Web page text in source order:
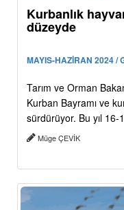
Kurbanlık
düzeyde
MAYIS-HAZİRAN 2024 /
Tarım ve Orman
Kurban Bayramı ve
sürdürüyor. Bu yıl
Müge ÇEVİK